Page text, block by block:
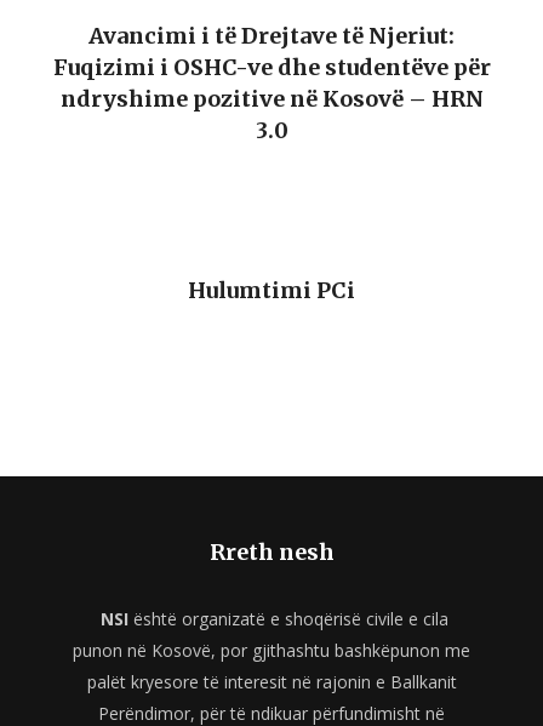
Avancimi i të Drejtave të Njeriut:
Fuqizimi i OSHC-ve dhe studentëve për
ndryshime pozitive në Kosovë – HRN
3.0
Hulumtimi PCi
Rreth nesh
NSI është organizatë e shoqërisë civile e cila
punon në Kosovë, por gjithashtu bashkëpunon me
palët kryesore të interesit në rajonin e Ballkanit
Perëndimor, për të ndikuar përfundimisht në